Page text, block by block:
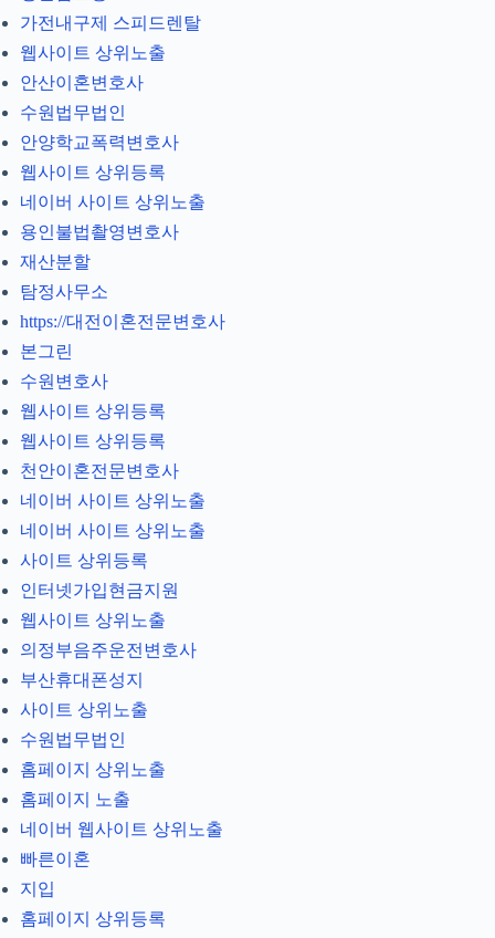
가전내구제 스피드렌탈
웹사이트 상위노출
안산이혼변호사
수원법무법인
안양학교폭력변호사
웹사이트 상위등록
네이버 사이트 상위노출
용인불법촬영변호사
재산분할
탐정사무소
https://대전이혼전문변호사
본그린
수원변호사
웹사이트 상위등록
웹사이트 상위등록
천안이혼전문변호사
네이버 사이트 상위노출
네이버 사이트 상위노출
사이트 상위등록
인터넷가입현금지원
웹사이트 상위노출
의정부음주운전변호사
부산휴대폰성지
사이트 상위노출
수원법무법인
홈페이지 상위노출
홈페이지 노출
네이버 웹사이트 상위노출
빠른이혼
지입
홈페이지 상위등록